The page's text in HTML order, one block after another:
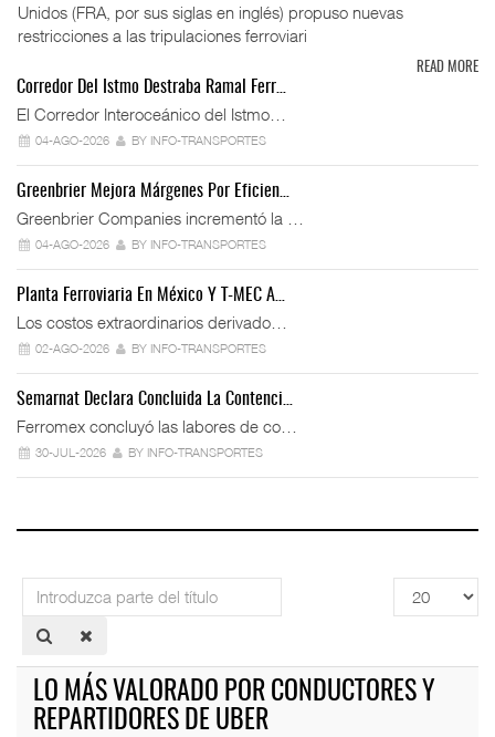
Unidos (FRA, por sus siglas en inglés) propuso nuevas
restricciones a las tripulaciones ferroviari
READ MORE
Corredor Del Istmo Destraba Ramal Ferr…
El Corredor Interoceánico del Istmo…
04-AGO-2026 BY INFO-TRANSPORTES
Greenbrier Mejora Márgenes Por Eficien…
Greenbrier Companies incrementó la …
04-AGO-2026 BY INFO-TRANSPORTES
Planta Ferroviaria En México Y T-MEC A…
Los costos extraordinarios derivado…
02-AGO-2026 BY INFO-TRANSPORTES
Semarnat Declara Concluida La Contenci…
Ferromex concluyó las labores de co…
30-JUL-2026 BY INFO-TRANSPORTES
Introduzca
parte
del
Cantidad
a
LO MÁS VALORADO POR CONDUCTORES Y
REPARTIDORES DE UBER